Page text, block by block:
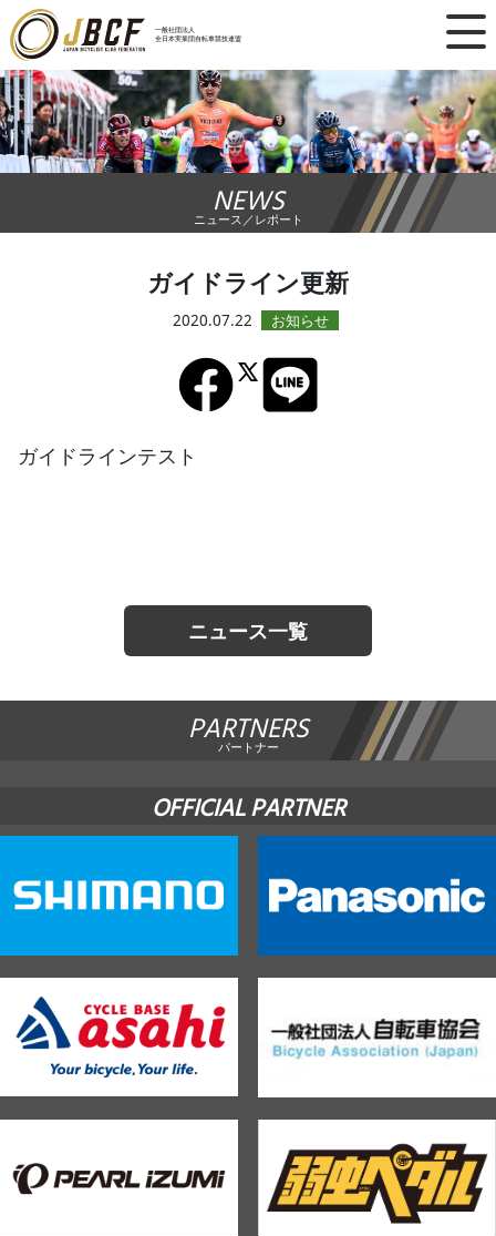
一般社団法人
全日本実業団自転車競技連盟
×
ニュース
レース日程
ランキング
チーム・選手
競技ガイド
NEWS
ニュース／レポート
ガイドライン更新
2020.07.22
ガイドラインテスト
ニュース一覧
PARTNERS
パートナー
OFFICIAL PARTNER